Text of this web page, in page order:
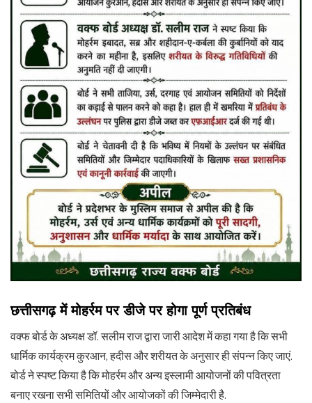
छत्तीसगढ़ में मोहर्रम पर डीजे पर होगा पूर्ण प्रतिबंध
वक्फ बोर्ड के अध्यक्ष डॉ. सलीम राज द्वारा जारी आदेश में कहा गया है कि सभी
धार्मिक कार्यक्रम कुरआन, हदीस और शरीयत के अनुसार ही संपन्न किए जाएं.
बोर्ड ने स्पष्ट किया है कि मोहर्रम और अन्य इस्लामी आयोजनों की पवित्रता
बनाए रखना सभी समितियों और आयोजकों की जिम्मेदारी है.